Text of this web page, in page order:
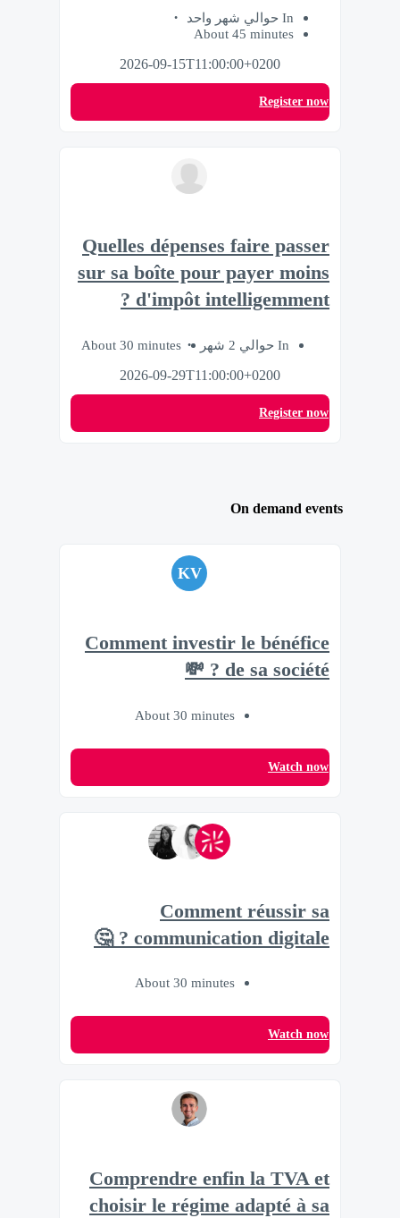
In حوالي شهر واحد
About 45 minutes
2026-09-15T11:00:00+0200
Register now
Quelles dépenses faire passer
sur sa boîte pour payer moins
d'impôt intelligemment ?
In حوالي 2 شهر
About 30 minutes
2026-09-29T11:00:00+0200
Register now
On demand events
KV
Comment investir le bénéfice
de sa société ? 💸
About 30 minutes
Watch now
Comment réussir sa
communication digitale ? 🤔
About 30 minutes
Watch now
Comprendre enfin la TVA et
choisir le régime adapté à sa